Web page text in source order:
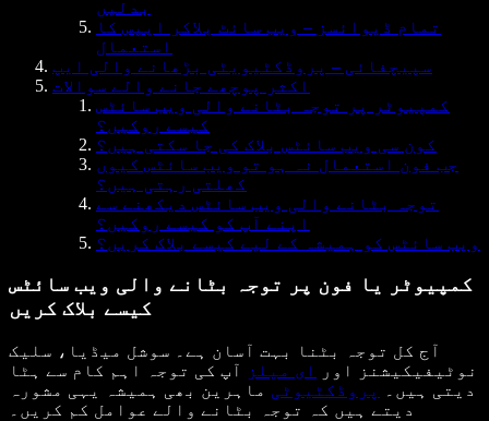
بدلیں
تمام ڈیوائسز – ویب سائٹ بلاکر ایپس کا
استعمال
سپیچفائی – پروڈکٹیویٹی بڑھانے والی ایپ
اکثر پوچھے جانے والے سوالات
کمپیوٹر پر توجہ بٹانے والی ویب سائٹس
کیسے روکیں؟
کون سی ویب سائٹس بلاک کی جا سکتی ہیں؟
جب فون استعمال نہ ہو تو ویب سائٹس کیوں
کھلتی رہتی ہیں؟
توجہ بٹانے والی ویب سائٹس دیکھنے سے
اپنے آپ کو کیسے روکیں؟
ویب سائٹس کو ہمیشہ کے لیے کیسے بلاک کریں؟
کمپیوٹر یا فون پر توجہ بٹانے والی ویب سائٹس
کیسے بلاک کریں
آج کل توجہ بٹنا بہت آسان ہے۔ سوشل میڈیا، سلیک
نوٹیفیکیشنز اور
ای میلز
آپ کی توجہ اہم کام سے ہٹا
دیتی ہیں۔
پروڈکٹیوٹی ماہرین بھی ہمیشہ یہی مشورہ
دیتے ہیں کہ توجہ بٹانے والے عوامل کم کریں۔